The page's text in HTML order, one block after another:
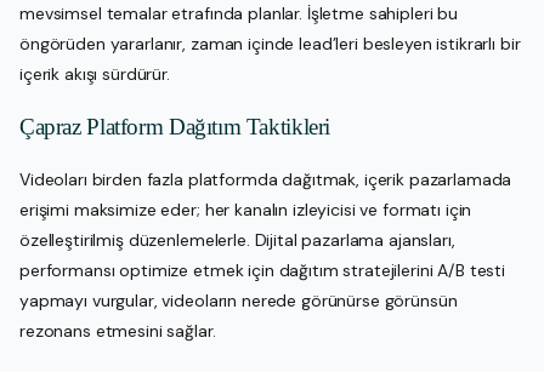
mevsimsel temalar etrafında planlar. İşletme sahipleri bu
öngörüden yararlanır, zaman içinde lead’leri besleyen istikrarlı bir
içerik akışı sürdürür.
Çapraz Platform Dağıtım Taktikleri
Videoları birden fazla platformda dağıtmak, içerik pazarlamada
erişimi maksimize eder; her kanalın izleyicisi ve formatı için
özelleştirilmiş düzenlemelerle. Dijital pazarlama ajansları,
performansı optimize etmek için dağıtım stratejilerini A/B testi
yapmayı vurgular, videoların nerede görünürse görünsün
rezonans etmesini sağlar.